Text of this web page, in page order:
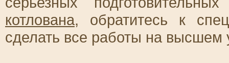
котлована, обратитесь к
сделать все работы на высшем